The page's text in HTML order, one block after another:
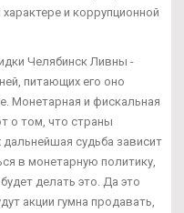
и коррупционной
Челябинск Ливны -
питающих его оно
Монетарная и фискальная
о том, что страны
судьба зависит
в монетарную политику,
делать это. Да это
акции гумна продавать,